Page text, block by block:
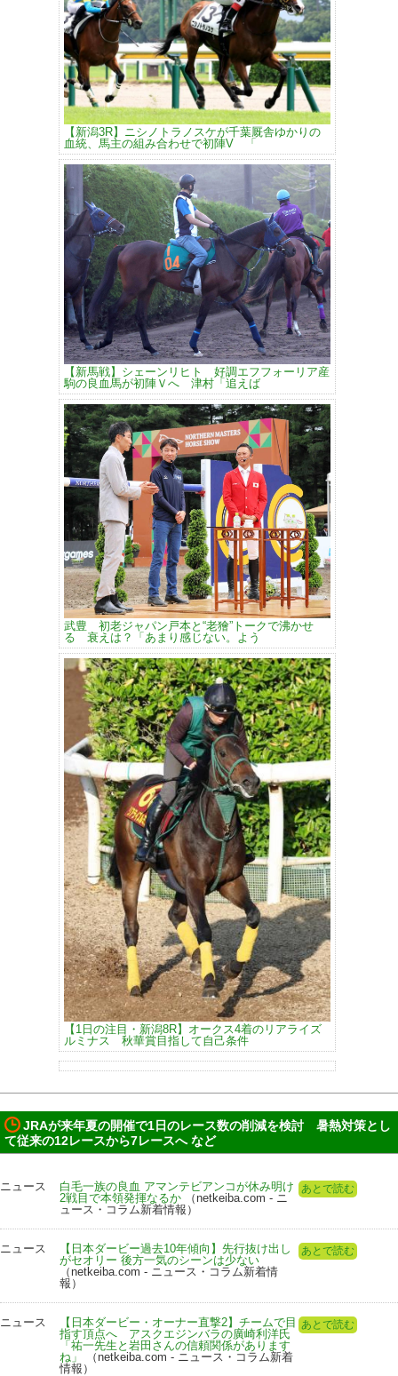
【新潟3R】ニシノトラノスケが千葉厩舎ゆかりの
血統、馬主の組み合わせで初陣V 「
【新馬戦】シェーンリヒト 好調エフフォーリア産
駒の良血馬が初陣Ｖへ 津村「追えば
武豊 初老ジャパン戸本と“老獪”トークで沸かせ
る 衰えは？「あまり感じない。よう
【1日の注目・新潟8R】オークス4着のリアライズ
ルミナス 秋華賞目指して自己条件
JRAが来年夏の開催で1日のレース数の削減を検討 暑熱対策とし
て従来の12レースから7レースへ など
ニュース
白毛一族の良血 アマンテビアンコが休み明け
2戦目で本領発揮なるか （netkeiba.com - ニ
ュース・コラム新着情報）
あとで読む
ニュース
【日本ダービー過去10年傾向】先行抜け出し
がセオリー 後方一気のシーンは少ない
（netkeiba.com - ニュース・コラム新着情
報）
あとで読む
ニュース
【日本ダービー・オーナー直撃2】チームで目
指す頂点へ アスクエジンバラの廣崎利洋氏
「祐一先生と岩田さんの信頼関係があります
ね」
（netkeiba.com - ニュース・コラム新着
情報）
あとで読む